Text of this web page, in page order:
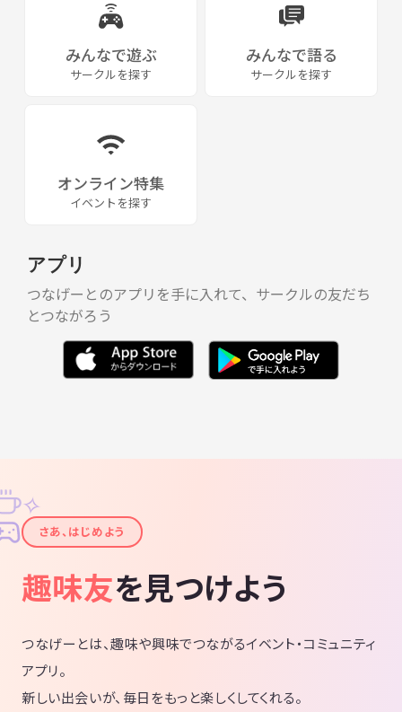
思っているからです。
楽しみにしております。
みんなで遊ぶ
サークルを探す
みんなで語る
サークルを探す
オンライン特集
イベントを探す
アプリ
つなげーとのアプリを手に入れて、サークルの友だち
とつながろう
✦
✧
さあ、はじめよう
趣味友を見つけよう
つなげーとは、趣味や興味でつながるイベント・コミュニティ
アプリ。
新しい出会いが、毎日をもっと楽しくしてくれる。